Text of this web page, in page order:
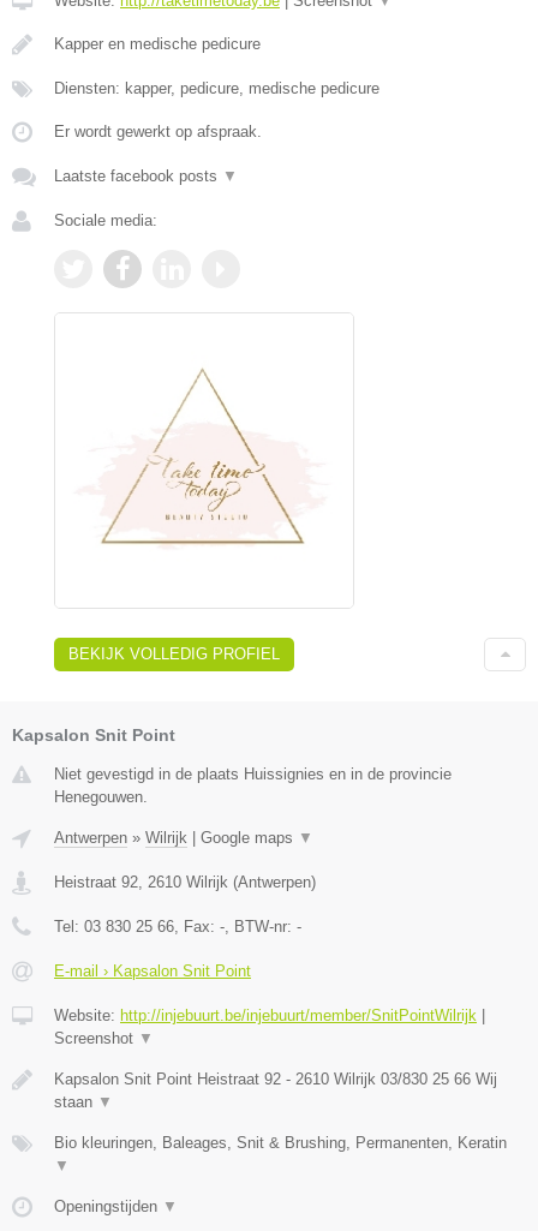
Kapper en medische pedicure
Diensten: kapper, pedicure, medische pedicure
Er wordt gewerkt op afspraak.
Laatste facebook posts ▼
Sociale media:
BEKIJK VOLLEDIG PROFIEL
Kapsalon Snit Point
Niet gevestigd in de plaats Huissignies en in de provincie
Henegouwen.
Antwerpen » Wilrijk | Google maps ▼
Heistraat 92 2610 Wilrijk (Antwerpen)
Tel: 03 830 25 66 , Fax: - , BTW-nr: -
E-mail › Kapsalon Snit Point
Website: http://injebuurt.be/injebuurt/member/SnitPointWilrijk |
Screenshot ▼
Kapsalon Snit Point Heistraat 92 - 2610 Wilrijk 03/830 25 66 Wij
staan ▼
Bio kleuringen, Baleages, Snit & Brushing, Permanenten, Keratin
▼
Openingstijden ▼